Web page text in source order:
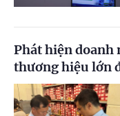
Phát hiện doanh
thương hiệu lớn